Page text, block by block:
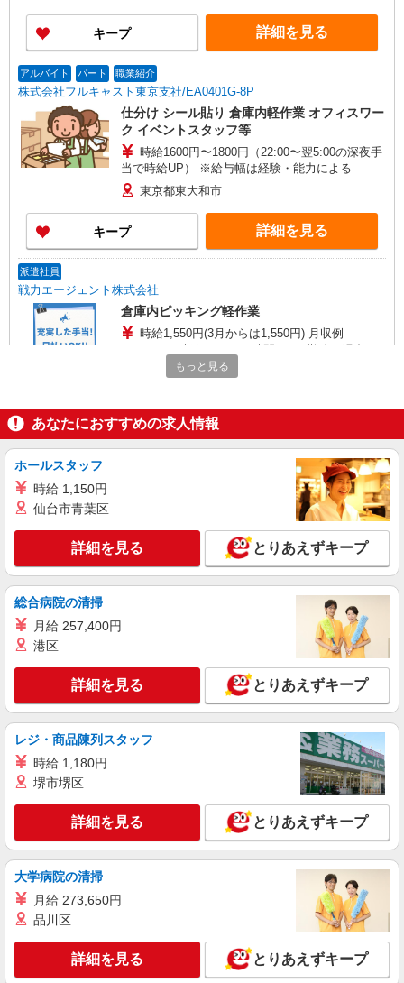
キープ 詳細を見る
アルバイト パート 職業紹介
株式会社フルキャスト東京支社/EA0401G-8P
仕分け シール貼り 倉庫内軽作業 オフィスワー
ク イベントスタッフ等
時給1600円〜1800円（22:00〜翌5:00の深夜手
当で時給UP） ※給与幅は経験・能力による
東京都東大和市
キープ 詳細を見る
派遣社員
戦力エージェント株式会社
倉庫内ピッキング軽作業
時給1,550円(3月からは1,550円) 月収例
268,800円 時給1600円×8時間×21日勤務の場合 ※
その他、家族手当あり
東京都東大和市桜が丘
キープ 詳細を見る
派遣社員
パーソルフィールドスタッフ株式会社 神奈川コーディネートセンタ
ー（T）
時給1,400円 月収例 28万7700円（21日・残
業30H） ★交通費規定支給
東京都東大和市 ★車通勤可 敷地内無料駐車場
完備
キープ 詳細を見る
派遣社員
株式会社エクスプレス・エージェント/14689
冷蔵倉庫内での飲食物のピッキング作業スタッ
フ
時給1,470円 ※交通費は別途実費分支給！（条
件あり） ■研修期間について ※研修期間（2〜5日
間程）あり、給与変動はありません。
東京都東大和市 車通勤可／バイク通勤可 多摩
「上北台駅」徒歩11分
キープ 詳細を見る
もっと見る
あなたにおすすめの求人情報
ホールスタッフ
時給 1,150円
仙台市青葉区
詳細を見る とりあえずキープ
総合病院の清掃
月給 257,400円
港区
詳細を見る とりあえずキープ
レジ・商品陳列スタッフ
時給 1,180円
堺市堺区
詳細を見る とりあえずキープ
大学病院の清掃
月給 273,650円
品川区
詳細を見る とりあえずキープ